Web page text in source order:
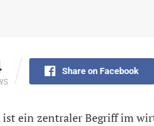
Share on Facebook
ist ein zentraler Begriff im